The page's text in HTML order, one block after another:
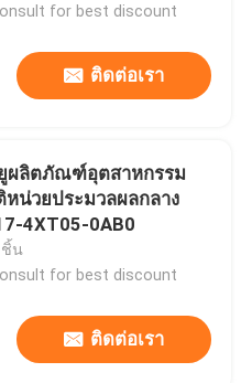
for best discount
ติดต่อเรา
ผลิตภัณฑ์อุตสาหกรรม
น่วยประมวลผลกลาง
4XT05-0AB0
ชิ้น
for best discount
ติดต่อเรา